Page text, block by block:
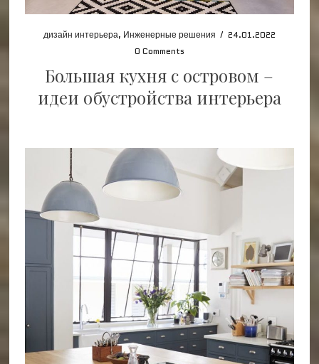
дизайн интерьера, Инженерные решения / 24.01.2022
0 Comments
Большая кухня с островом –
идеи обустройства интерьера